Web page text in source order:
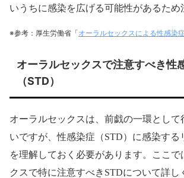
いうちに感染を広げる可能性があるため
※参考：厚生労働省「オーラルセックスによる性感染
オーラルセックスで注意すべき性
（STD）
オーラルセックスは、前戯の一環として
いですが、性感染症（STD）に感染する
を理解しておく必要があります。ここで
クスで特に注意すべきSTDについて詳し